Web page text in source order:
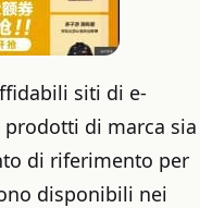
siti di e-
di marca sia
di riferimento per
disponibili nei